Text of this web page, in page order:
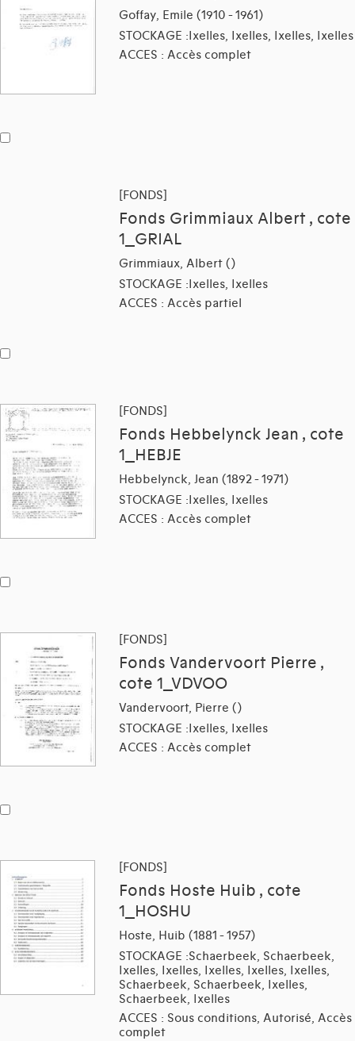
Goffay, Emile (1910 - 1961)
STOCKAGE :Ixelles, Ixelles, Ixelles, Ixelles
ACCES : Accès complet
[FONDS]
Fonds Grimmiaux Albert , cote
1_GRIAL
Grimmiaux, Albert ()
STOCKAGE :Ixelles, Ixelles
ACCES : Accès partiel
[FONDS]
Fonds Hebbelynck Jean , cote
1_HEBJE
Hebbelynck, Jean (1892 - 1971)
STOCKAGE :Ixelles, Ixelles
ACCES : Accès complet
[FONDS]
Fonds Vandervoort Pierre ,
cote 1_VDVOO
Vandervoort, Pierre ()
STOCKAGE :Ixelles, Ixelles
ACCES : Accès complet
[FONDS]
Fonds Hoste Huib , cote
1_HOSHU
Hoste, Huib (1881 - 1957)
STOCKAGE :Schaerbeek, Schaerbeek,
Ixelles, Ixelles, Ixelles, Ixelles, Ixelles,
Schaerbeek, Schaerbeek, Ixelles,
Schaerbeek, Ixelles
ACCES : Sous conditions, Autorisé, Accès
complet